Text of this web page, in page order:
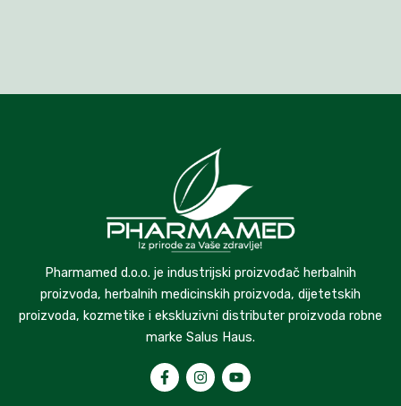
Pharmamed d.o.o. je industrijski proizvođač herbalnih
proizvoda, herbalnih medicinskih proizvoda, dijetetskih
proizvoda, kozmetike i ekskluzivni distributer proizvoda robne
marke Salus Haus.